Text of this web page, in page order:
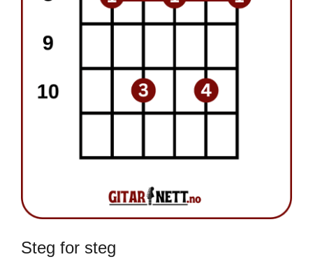
Steg for steg